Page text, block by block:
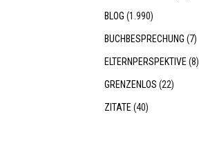
BLOG (1.990)
BUCHBESPRECHUNG (7)
ELTERNPERSPEKTIVE(8)
GRENZENLOS (22)
ZITATE(40)